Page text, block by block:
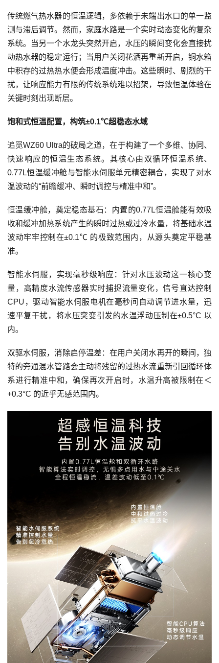
传统燃气热水器的恒温逻辑，多依赖于未端出水口的单一监
测与滞后调节。然而，家庭水路是一个实时动态变化的复杂
系统。当另一个水龙头突然开启，水压的瞬间变化会直接扰
动热水器的稳定运行；当用户关闭花洒再重新开启，铜水箱
中积存的过热热水便会形成温度冲击。这些瞬时、剧烈的干
扰，让响应能力有限的传统系统难以招架，导致恒温体验在
关键时刻出现断层。
饱和式恒温配置，构筑±0.1℃超稳态水域
追觅WZ60 Ultra的破局之道，在于构建了一个多维、协同、
快速响应的恒温生态系统。其核心由双循环恒温系统、
0.77L恒温缓冲舱与智能水伺服单元精密耦合，实现了对水
温波动的“前瞻缓冲、瞬时调控与精准中和”。
恒温缓冲舱，奠定稳态基石：内置的0.77L恒温舱能有效吸
收和缓冲加热系统产生的瞬时过热或过冷水量，将基础水温
波动牢牢控制在±0.1℃ 的极致范围内，从源头奠定平稳基
准。
智能水伺服，实现毫秒级响应：针对水压波动这一核心变
量，高精度水流传感器实时捕捉流量变化，信号直达控制
CPU，驱动智能水伺服电机在毫秒间自动调节进水量，迅
速平复干扰，将水压突变引发的水温浮动压制在±0.5°C 以
内。
双驱水伺服，消除启停温差：在用户关闭水再开的瞬间，独
特的旁通混水管路会主动将残留的过热水流重新引回循环体
系进行精准中和，确保再次开启时，水温升高被限制在＜
+0.3°C 的近乎无感范围内。